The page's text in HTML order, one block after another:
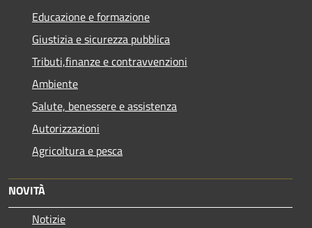
Educazione e formazione
Giustizia e sicurezza pubblica
Tributi,finanze e contravvenzioni
Ambiente
Salute, benessere e assistenza
Autorizzazioni
Agricoltura e pesca
NOVITÀ
Notizie